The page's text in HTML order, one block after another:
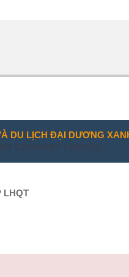
DU LỊCH ĐẠI DƯƠNG
LHQT